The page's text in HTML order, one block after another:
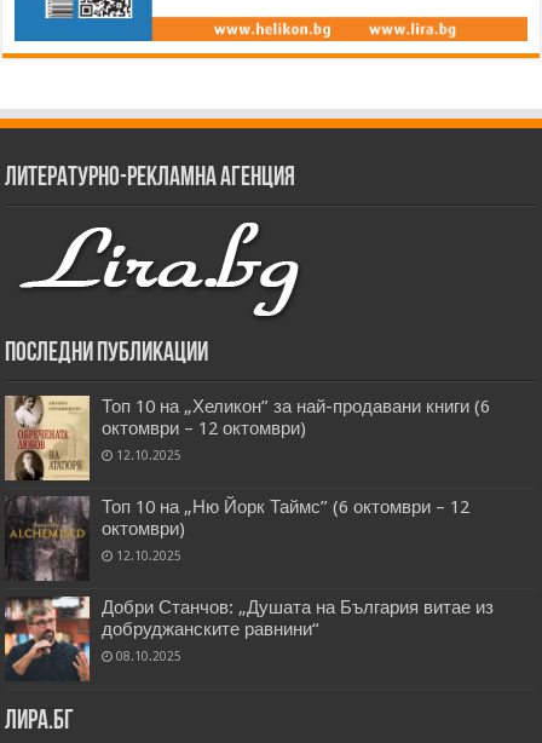
Литературно-рекламна агенция
Последни публикации
Топ 10 на „Хеликон” за най-продавани книги (6
октомври – 12 октомври)
12.10.2025
Топ 10 на „Ню Йорк Таймс” (6 октомври – 12
октомври)
12.10.2025
Добри Станчов: „Душата на България витае из
добруджанските равнини“
08.10.2025
Лира.бг